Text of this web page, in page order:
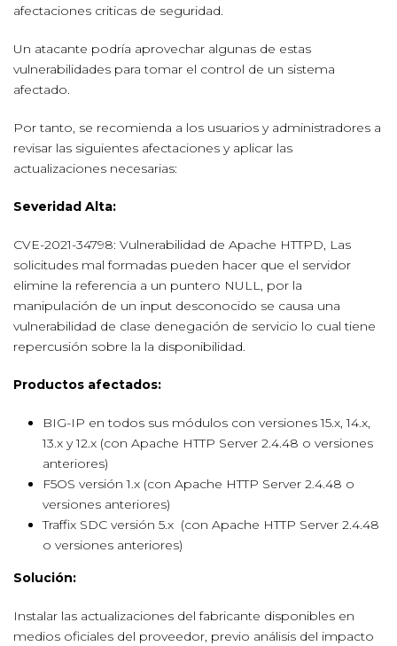
afectaciones criticas de seguridad.
Un atacante podría aprovechar algunas de estas
vulnerabilidades para tomar el control de un sistema
afectado.
Por tanto, se recomienda a los usuarios y administradores a
revisar las siguientes afectaciones y aplicar las
actualizaciones necesarias:
Severidad Alta:
CVE-2021-34798: Vulnerabilidad de Apache HTTPD, Las
solicitudes mal formadas pueden hacer que el servidor
elimine la referencia a un puntero NULL, por la
manipulación de un input desconocido se causa una
vulnerabilidad de clase denegación de servicio lo cual tiene
repercusión sobre la la disponibilidad.
Productos afectados:
BIG-IP en todos sus módulos con versiones 15.x, 14.x,
13.x y 12.x (con Apache HTTP Server 2.4.48 o versiones
anteriores)
F5OS versión 1.x (con Apache HTTP Server 2.4.48 o
versiones anteriores)
Traffix SDC versión 5.x (con Apache HTTP Server 2.4.48
o versiones anteriores)
Solución:
Instalar las actualizaciones del fabricante disponibles en
medios oficiales del proveedor, previo análisis del impacto